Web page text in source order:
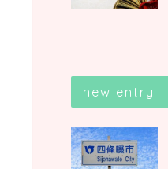
new entry